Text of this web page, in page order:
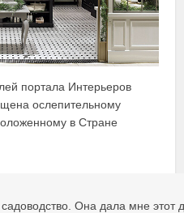
портала Интерьеров
ослепительному
в Стране
Она дала мне этот